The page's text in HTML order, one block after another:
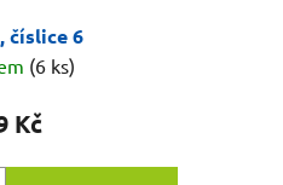
číslice 6
(6 ks)
Kč